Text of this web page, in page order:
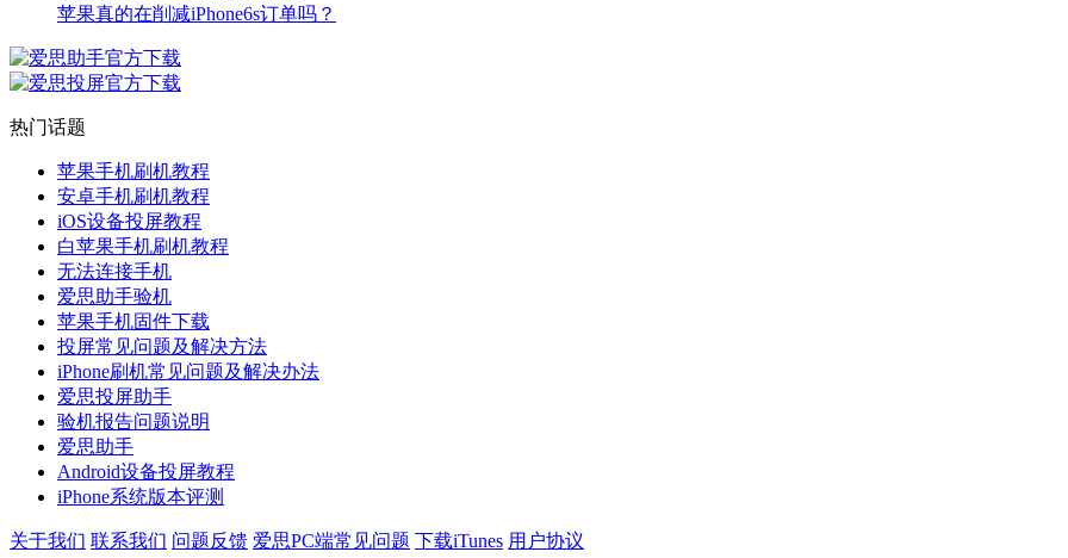
苹果真的在削减iPhone6s订单吗？
热门话题
苹果手机刷机教程
安卓手机刷机教程
iOS设备投屏教程
白苹果手机刷机教程
无法连接手机
爱思助手验机
苹果手机固件下载
投屏常见问题及解决方法
iPhone刷机常见问题及解决办法
爱思投屏助手
验机报告问题说明
爱思助手
Android设备投屏教程
iPhone系统版本评测
关于我们 联系我们 问题反馈 爱思PC端常见问题 下载iTunes 用户协议